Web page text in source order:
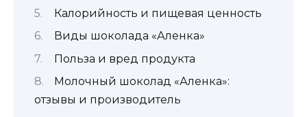
Калорийность и пищевая ценность
Виды шоколада «Аленка»
Польза и вред продукта
Молочный шоколад «Аленка»:
отзывы и производитель